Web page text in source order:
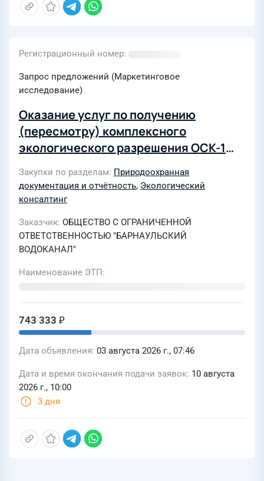
Регистрационный номер
Запрос предложений (Маркетинговое
исследование)
Оказание услуг по получению
(пересмотру) комплексного
экологического разрешения ОСК-1
нужд ООО "БАРНАУЛЬСКИЙ
ВОДОКАНАЛ"
Закупки по разделам
Природоохранная
документация и отчётность, Экологический
консалтинг
Заказчик ОБЩЕСТВО С ОГРАНИЧЕННОЙ
ОТВЕТСТВЕННОСТЬЮ "БАРНАУЛЬСКИЙ
ВОДОКАНАЛ"
Наименование ЭТП
743 333 ₽
Дата объявления 03 августа 2026 г., 07:46
Дата и время окончания подачи заявок 10 августа
2026 г., 10:00
3 дня